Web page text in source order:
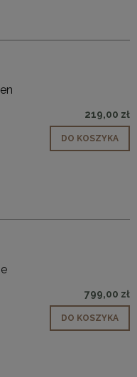
219,00 zł
DO KOSZYKA
799,00 zł
DO KOSZYKA